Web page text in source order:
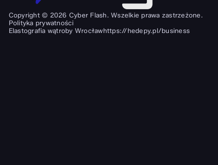
Copyright © 2026 Cyber Flash. Wszelkie prawa zastrzeżone.
Polityka prywatności
Elastografia wątroby Wrocławhttps://hedepy.pl/business